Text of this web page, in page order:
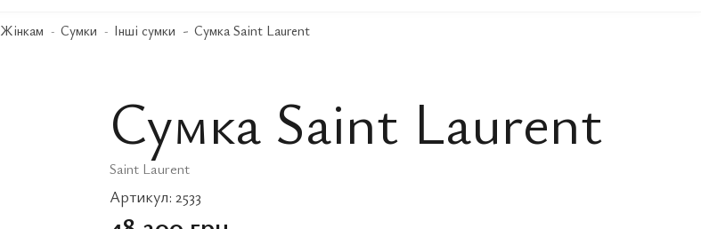
Жінкам Сумки Інші сумки Сумка Saint Laurent
Сумка Saint Laurent
Saint Laurent
Артикул: 2533